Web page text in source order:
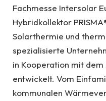
Fachmesse Intersolar
Hybridkollektor
Solarthermie und
spezialisierte
in Kooperation mit
entwickelt. Vom
kommunalen